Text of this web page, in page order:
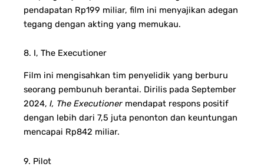
pendapatan Rp199 miliar, film ini menyajikan adegan
tegang dengan akting yang memukau.
8. I, The Executioner
Film ini mengisahkan tim penyelidik yang berburu
seorang pembunuh berantai. Dirilis pada September
2024, I, The Executioner mendapat respons positif
dengan lebih dari 7,5 juta penonton dan keuntungan
mencapai Rp842 miliar.
9. Pilot